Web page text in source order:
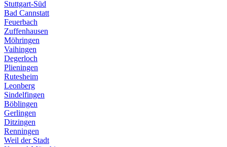
Stuttgart-Süd
Bad Cannstatt
Feuerbach
Zuffenhausen
Möhringen
Vaihingen
Degerloch
Plieningen
Rutesheim
Leonberg
Sindelfingen
Böblingen
Gerlingen
Ditzingen
Renningen
Weil der Stadt